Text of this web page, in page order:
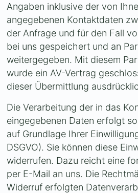
Angaben inklusive der von
angegebenen Kontaktdaten
der Anfrage und für den Fall
bei uns gespeichert und an
weitergegeben. Mit diesem
wurde ein AV-Vertrag
dieser Übermittlung
Die Verarbeitung der in das
eingegebenen Daten erfolgt
auf Grundlage Ihrer
DSGVO). Sie können diese
widerrufen. Dazu reicht eine
per E-Mail an uns. Die
Widerruf erfolgten